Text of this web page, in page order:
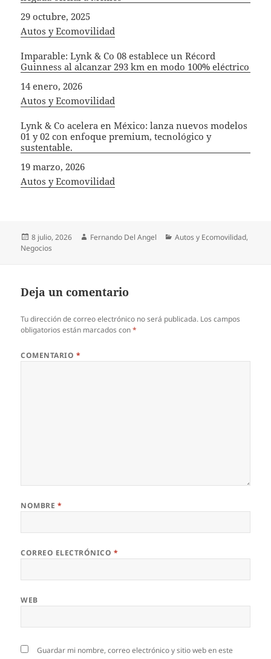
Fecha
29 octubre, 2025
In relation to
Autos y Ecomovilidad
Imparable: Lynk & Co 08 establece un Récord
Guinness al alcanzar 293 km en modo 100% eléctrico
Fecha
14 enero, 2026
In relation to
Autos y Ecomovilidad
Lynk & Co acelera en México: lanza nuevos modelos
01 y 02 con enfoque premium, tecnológico y
sustentable.
Fecha
19 marzo, 2026
In relation to
Autos y Ecomovilidad
Publicado
el
8 julio, 2026 Autor
Fernando Del Angel Categorías
Autos y Ecomovilidad,
Negocios
Deja un comentario
Tu dirección de correo electrónico no será publicada. Los campos
obligatorios están marcados con*
COMENTARIO *
NOMBRE *
CORREO ELECTRÓNICO *
WEB
Guardar mi nombre, correo electrónico y sitio web en este